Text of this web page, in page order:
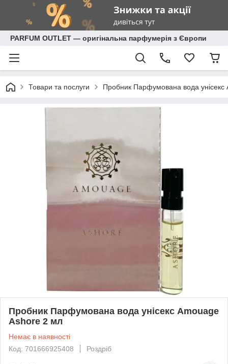
PARFUM OUTLET — оригінальна парфумерія з Європи
Товари та послуги Пробник Парфумована вода
Пробник Парфумована вода унісекс Amouage
Ashore 2 мл
Немає в наявності
Код: 701666925408
Роздріб